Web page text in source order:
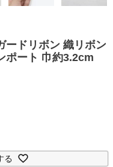
ードリボン 織リボン
ポート 巾約3.2cm
る